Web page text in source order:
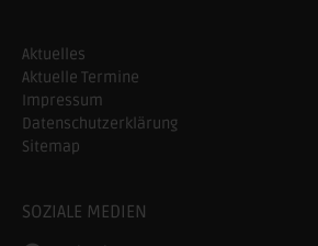
Aktuelles
Aktuelle Termine
Impressum
Datenschutzerklärung
Sitemap
SOZIALE MEDIEN